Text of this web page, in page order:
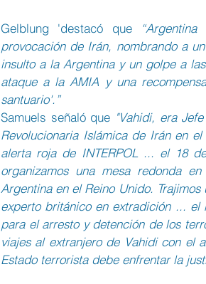
Gelblung 'destacó que
provocación de Irán, nombrando a
insulto a la Argentina y un golpe a
ataque a la AMIA y una
santuario'.”
Samuels señaló que "Vahidi, era
Revolucionaria Islámica de Irán en
alerta roja de INTERPOL ... el 18
organizamos una mesa redonda
Argentina en el Reino Unido.
experto británico en extradición ... el
para el arresto y detención de los
viajes al extranjero de Vahidi con el
Estado terrorista debe enfrentar la